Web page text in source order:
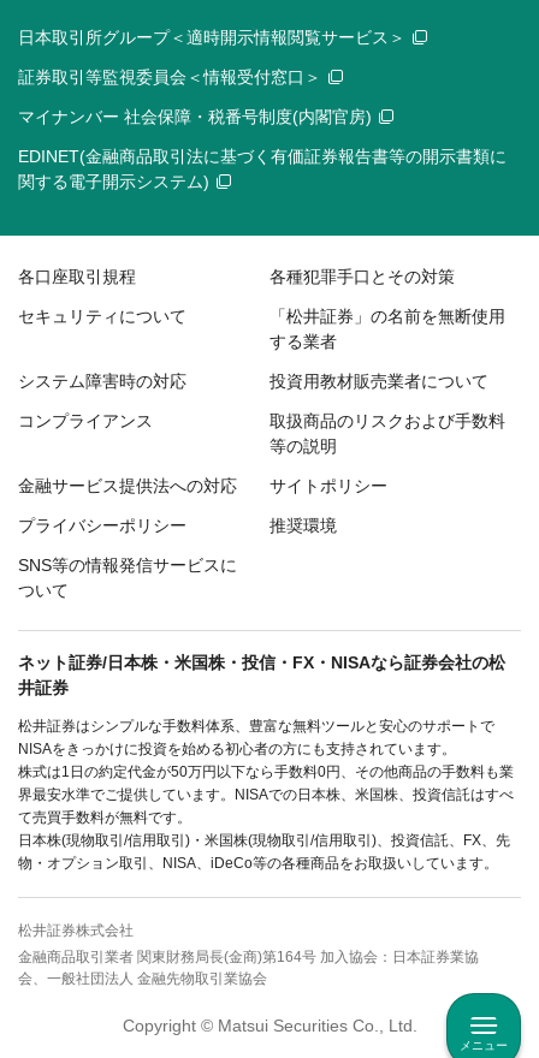
メニュー
日本取引所グループ＜適時開示情報閲覧サービス＞
証券取引等監視委員会＜情報受付窓口＞
マイナンバー 社会保障・税番号制度(内閣官房)
EDINET(金融商品取引法に基づく有価証券報告書等の開示書類に
関する電子開示システム)
各口座取引規程 各種犯罪手口とその対策
セキュリティについて
「松井証券」の名前を無断使用
する業者
システム障害時の対応 投資用教材販売業者について
コンプライアンス
取扱商品のリスクおよび手数料
等の説明
金融サービス提供法への対応 サイトポリシー
プライバシーポリシー 推奨環境
SNS等の情報発信サービスに
ついて
ネット証券/日本株・米国株・投信・FX・NISAなら証券会社の松
井証券
松井証券はシンプルな手数料体系、豊富な無料ツールと安心のサポートで
NISAをきっかけに投資を始める初心者の方にも支持されています。
株式は1日の約定代金が50万円以下なら手数料0円、その他商品の手数料も業
界最安水準でご提供しています。NISAでの日本株、米国株、投資信託はすべ
て売買手数料が無料です。
日本株(現物取引/信用取引)・米国株(現物取引/信用取引)、投資信託、FX、先
物・オプション取引、NISA、iDeCo等の各種商品をお取扱いしています。
松井証券株式会社
金融商品取引業者 関東財務局長(金商)第164号 加入協会：日本証券業協
会、一般社団法人 金融先物取引業協会
Copyright © Matsui Securities Co., Ltd.